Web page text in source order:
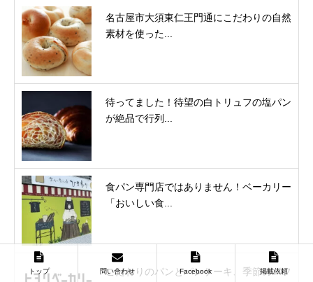
名古屋市大須東仁王門通にこだわりの自然
素材を使った...
待ってました！待望の白トリュフの塩パン
が絶品で行列...
食パン専門店ではありません！ベーカリー
「おいしい食...
こだわりのパンとパンケーキ、季節のパフ
トップ 問い合わせ Facebook 掲載依頼